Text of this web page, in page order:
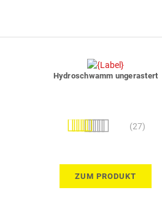
Hydroschwamm ungerastert
Bewertung: (27)
ZUM PRODUKT